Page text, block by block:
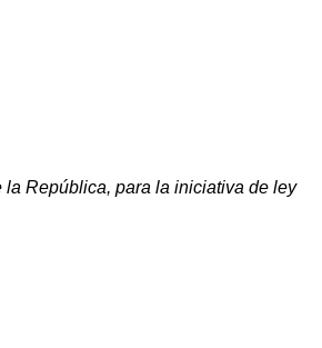
República, para la iniciativa de ley